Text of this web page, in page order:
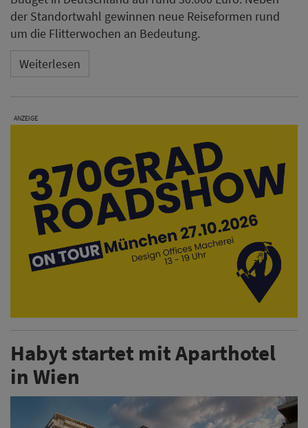
der Standortwahl gewinnen neue Reiseformen rund
um die Flitterwochen an Bedeutung.
Weiterlesen
ANZEIGE
Habyt startet mit Aparthotel
in Wien